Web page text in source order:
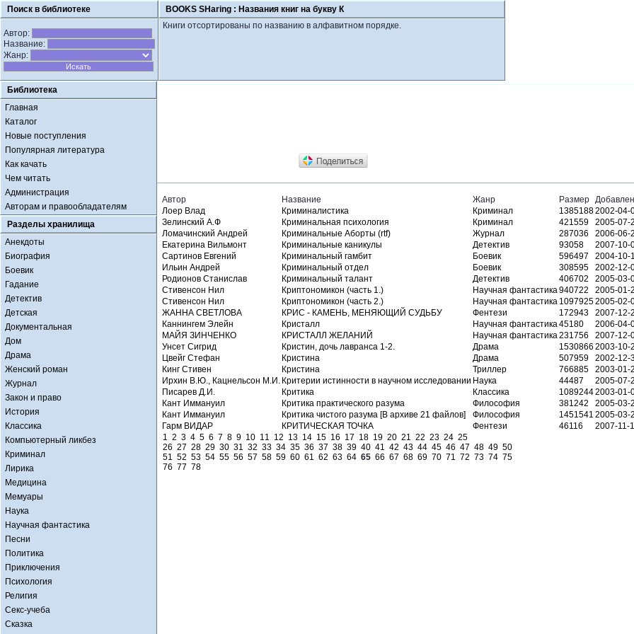
Поиск в библиотеке BOOKS SHaring : Названия книг на букву К
Автор:
Название:
Жанр:
Книги отсортированы по названию в алфавитном порядке.
Библиотека
Главная
Каталог
Новые поступления
Популярная литература
Как качать
Чем читать
Администрация
Авторам и правообладателям
Разделы хранилища
Анекдоты
Биография
Боевик
Гадание
Детектив
Детская
Документальная
Дом
Драма
Женский роман
Журнал
Закон и право
История
Классика
Компьютерный ликбез
Криминал
Лирика
Медицина
Мемуары
Наука
Научная фантастика
Песни
Политика
Приключения
Психология
Религия
Секс-учеба
Сказка
Автор Название Жанр Размер Добавлен
Лоер Влад
Криминалистика Криминал 13851882002-04-
Зелинский А.Ф
Криминальная психология Криминал 421559 2005-07-
Ломачинский Андрей
Криминальные Аборты (rtf) Журнал 287036 2006-06-
Екатерина Вильмонт
Криминальные каникулы Детектив 93058 2007-10-
Сартинов Евгений
Криминальный гамбит Боевик 596497 2004-10-
Ильин Андрей
Криминальный отдел Боевик 308595 2002-12-
Родионов Станислав
Криминальный талант Детектив 406702 2005-03-
Стивенсон Нил
Криптономикон (часть 1.) Научная фантастика940722 2005-01-
Стивенсон Нил
Криптономикон (часть 2.) Научная фантастика 10979252005-02-
ЖАННА СВЕТЛОВА
КРИС - КАМЕНЬ, МЕНЯЮЩИЙ СУДЬБУ Фентези 172943 2007-12-
Каннингем Элейн
Кристалл Научная фантастика45180 2006-04-
МАЙЯ ЗИНЧЕНКО
КРИСТАЛЛ ЖЕЛАНИЙ Научная фантастика231756 2007-12-
Унсет Сигрид
Кристин, дочь лавранса 1-2. Драма 1530866 2003-10-
Цвейг Стефан
Кристина Драма 507959 2002-12-
Кинг Стивен
Кристина Триллер 766885 2003-01-
Ирхин В.Ю., Кацнельсон М.И. Критерии истинности в научном исследовании Наука 44487 2005-07-
Писарев Д.И.
Критика Классика 10892442003-01-
Кант Иммануил
Критика практического разума Философия 381242 2005-03-
Кант Иммануил
Критика чистого разума [В архиве 21 файлов] Философия 1451541 2005-03-
Гарм ВИДАР
КРИТИЧЕСКАЯ ТОЧКА Фентези 46116 2007-11-
1 2 3 4 5 6 7 8 9 10 11 12 13 14 15 16 17 18 19 20 21 22 23 24 25
26 27 28 29 30 31 32 33 34 35 36 37 38 39 40 41 42 43 44 45 46 47 48 49 50
51 52 53 54 55 56 57 58 59 60 61 62 63 64 65 66 67 68 69 70 71 72 73 74 75
76 77 78